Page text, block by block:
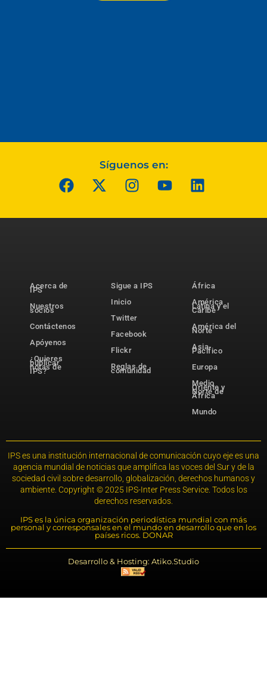
Síguenos en:
Acerca de
IPS
Nuestros
socios
Contáctenos
Apóyenos
¿Quieres
publicar
notas de
IPS?
Sigue a IPS
Inicio
Twitter
Facebook
Flickr
Reglas de
comunidad
África
América
Latina y el
Caribe
América del
Norte
Asia-
Pacífico
Europa
Medio
Oriente y
Norte de
África
Mundo
IPS es una institución internacional de comunicación cuyo eje es una
agencia mundial de noticias que amplifica las voces del Sur y de la
sociedad civil sobre desarrollo, globalización, derechos humanos y
ambiente. Copyright © 2025 IPS-Inter Press Service. Todos los
derechos reservados.
IPS es la única organización periodística mundial con más
personal y corresponsales en el mundo en desarrollo que en los
países ricos. DONAR
Desarrollo & Hosting: Atiko.Studio